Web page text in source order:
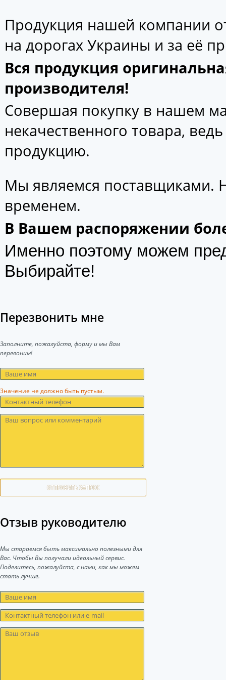
Продукция нашей компании
на дорогах Украины и за её
Вся продукция
производителя!
Совершая покупку в нашем
некачественного товара,
продукцию.
Мы являемся поставщиками.
временем.
В Вашем распоряжении
Именно поэтому можем
Выбирайте!
Перезвонить мне
Заполните, пожалуйста, форму и мы Вам
перевоним!
Значение не должно быть пустым.
ОТПРАВИТЬ ЗАПРОС
Отзыв руководителю
Мы стараемся быть максимально полезными для
Вас. Чтобы Вы получали идеальный сервис.
Поделитесь, пожалуйста, с нами, как мы можем
стать лучше.